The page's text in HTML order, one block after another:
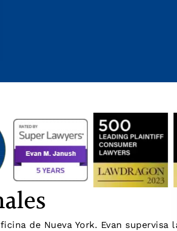
de Nueva York. Evan supervisa